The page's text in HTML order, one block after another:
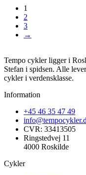
1
2
3
→
Tempo cykler ligger i
Stefan i spidsen. Alle
cykler i verdensklasse.
Information
+45 46 35 47 49
CVR: 33413505
Ringstedvej 11
4000 Roskilde
Cykler